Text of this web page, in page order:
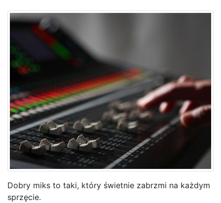
Dobry miks to taki, który świetnie zabrzmi na każdym
sprzęcie.